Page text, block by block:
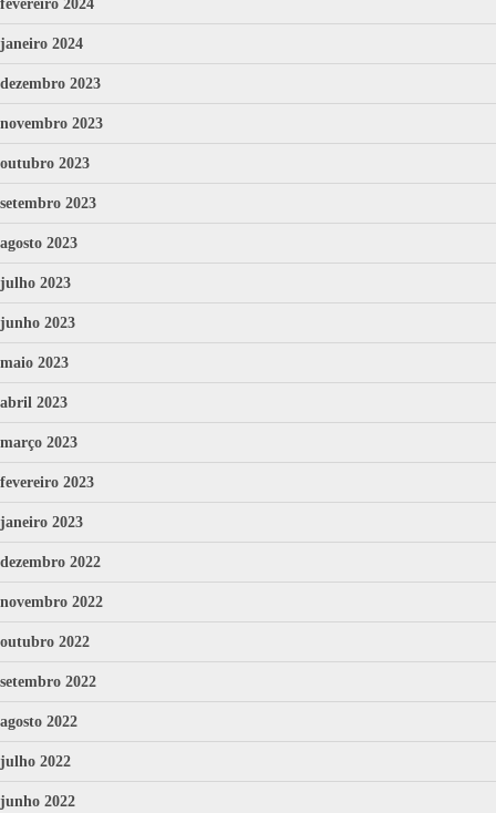
fevereiro 2024
janeiro 2024
dezembro 2023
novembro 2023
outubro 2023
setembro 2023
agosto 2023
julho 2023
junho 2023
maio 2023
abril 2023
março 2023
fevereiro 2023
janeiro 2023
dezembro 2022
novembro 2022
outubro 2022
setembro 2022
agosto 2022
julho 2022
junho 2022